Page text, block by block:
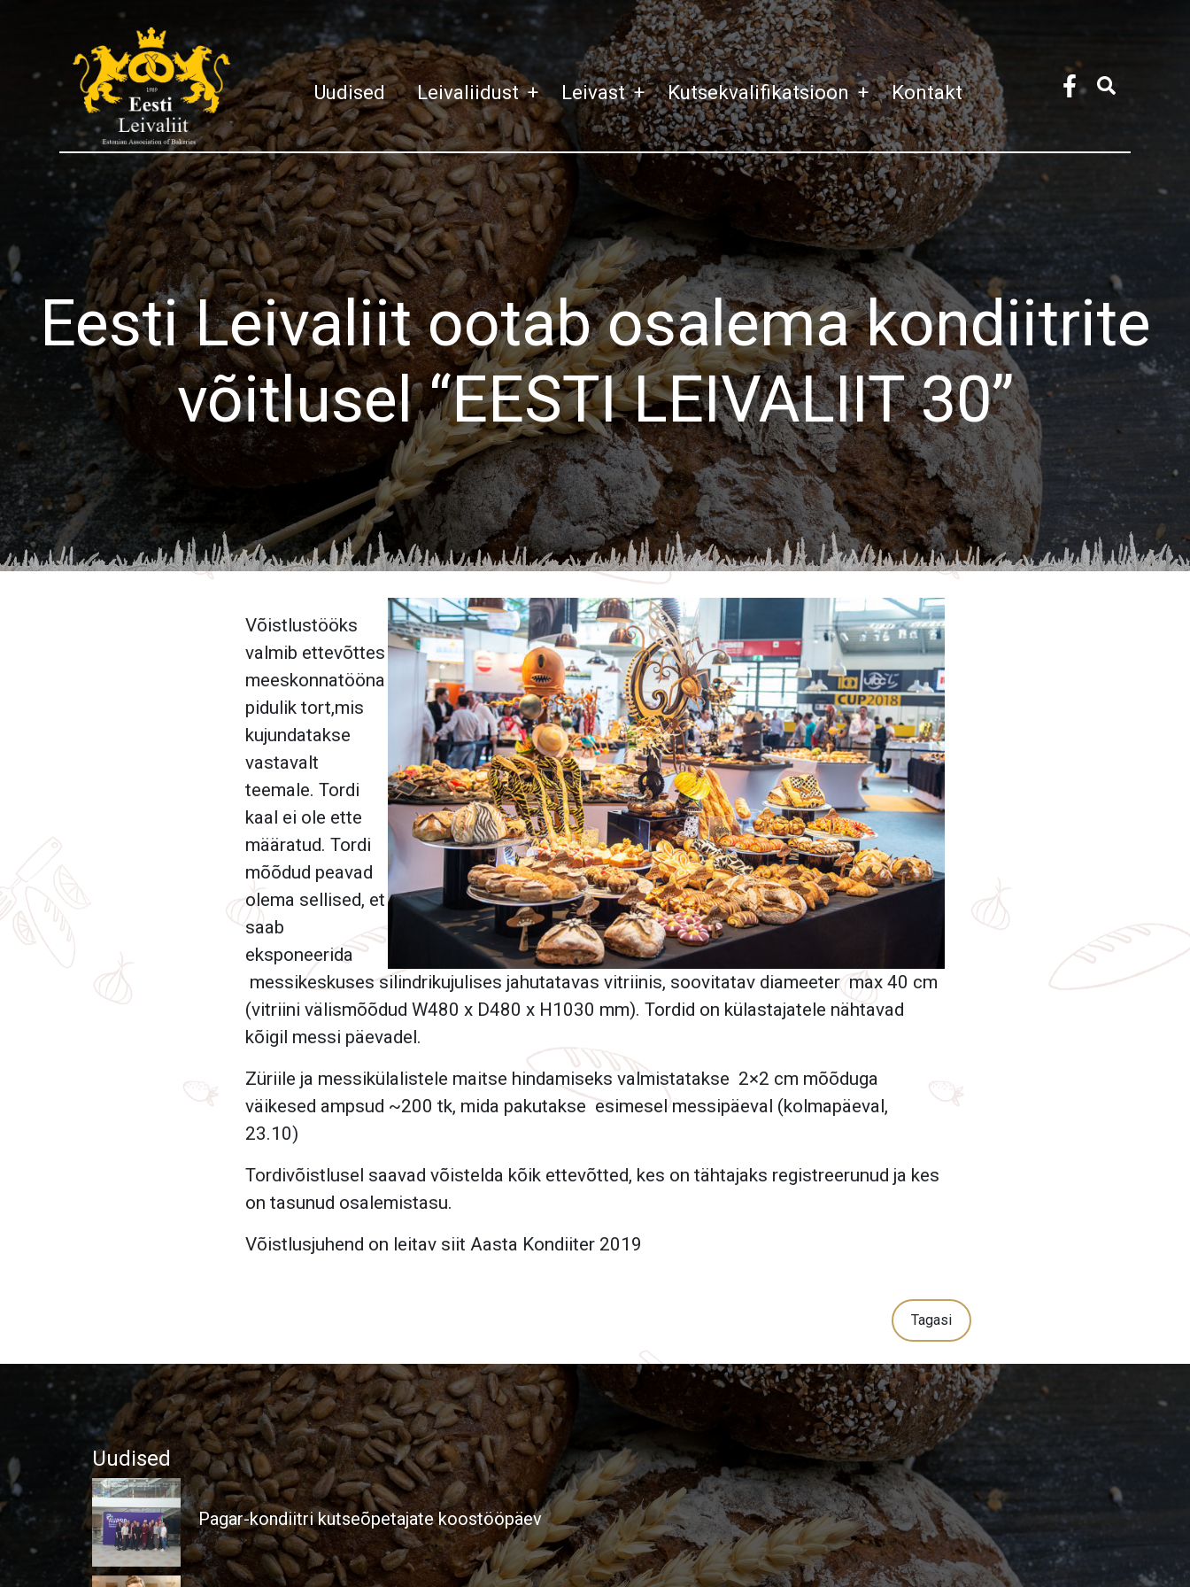
Uudised Leivaliidust + Leivast + Kutsekvalifikatsioon + Kontakt
Eesti Leivaliit ootab osalema kondiitrite
võitlusel “EESTI LEIVALIIT 30”
Võistlustööks
valmib ettevõttes
meeskonnatööna
pidulik tort,mis
kujundatakse
vastavalt
teemale. Tordi
kaal ei ole ette
määratud. Tordi
mõõdud peavad
olema sellised, et
saab
eksponeerida
messikeskuses silindrikujulises jahutatavas vitriinis, soovitatav diameeter max 40 cm
(vitriini välismõõdud W480 x D480 x H1030 mm). Tordid on külastajatele nähtavad
kõigil messi päevadel.
Züriile ja messikülalistele maitse hindamiseks valmistatakse 2×2 cm mõõduga
väikesed ampsud ~200 tk, mida pakutakse esimesel messipäeval (kolmapäeval,
23.10)
Tordivõistlusel saavad võistelda kõik ettevõtted, kes on tähtajaks registreerunud ja kes
on tasunud osalemistasu.
Võistlusjuhend on leitav siitAasta Kondiiter 2019
Tagasi
Uudised
Pagar-kondiitri kutseõpetajate koostööpäev